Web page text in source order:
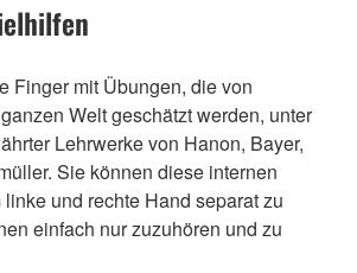
Finger mit Übungen, die von
Welt geschätzt werden, unter
Lehrwerke von Hanon, Bayer,
Sie können diese internen
und rechte Hand separat zu
einfach nur zuzuhören und zu